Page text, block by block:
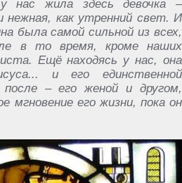
жила здесь девочка –
нежная, как утренний свет. И
была самой сильной из всех,
в то время, кроме наших
Ещё находясь у нас, она
и его единственной
– его женой и другом,
мгновение его жизни, пока он